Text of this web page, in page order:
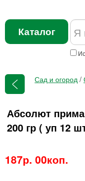
Каталог
Сад и огород /
Абсолют
200 гр ( уп 12
187р. 00коп.